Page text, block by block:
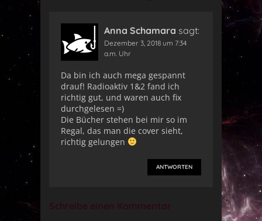
Anna Schamara sagt:
Dezember 3, 2018 um 7:34
a.m. Uhr
Da bin ich auch mega gespannt
drauf! Radioaktiv 1&2 fand ich
richtig gut, und waren auch fix
durchgelesen =)
Die Bücher stehen bei mir so im
Regal, das man die cover sieht,
richtig gelungen
ANTWORTEN